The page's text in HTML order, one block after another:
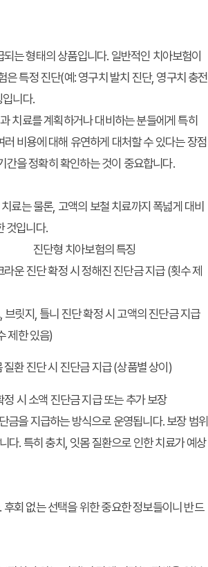
는 형태의 상품입니다. 일반적인 치아보험이
특정 진단(예: 영구치 발치 진단, 영구치 충전
니다.
치료를 계획하거나 대비하는 분들에게 특히
비용에 대해 유연하게 대처할 수 있다는 장점
간을 정확히 확인하는 것이 중요합니다.
료는 물론, 고액의 보철 치료까지 폭넓게 대비
것입니다.
진단형 치아보험의 특징
라운 진단 확정 시 정해진 진단금 지급 (횟수 제
브릿지, 틀니 진단 확정 시 고액의 진단금 지급
제한 있음)
질환 진단 시 진단금 지급 (상품별 상이)
정 시 소액 진단금 지급 또는 추가 보장
금을 지급하는 방식으로 운영됩니다. 보장 범위
다. 특히 충치, 잇몸 질환으로 인한 치료가 예상
회 없는 선택을 위한 중요한 정보들이니 반드